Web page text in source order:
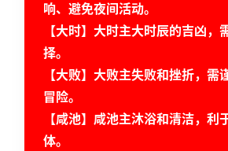
响、避免夜间活动。
【大时】大时主大时辰的吉凶，
择。
【大败】大败主失败和挫折，需
冒险。
【咸池】咸池主沐浴和清洁，利
体。